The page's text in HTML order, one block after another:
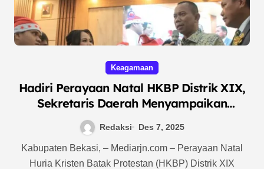
Keagamaan
Hadiri Perayaan Natal HKBP Distrik XIX,
Sekretaris Daerah Menyampaikan
Komitmen Kerukunan Antar Umat
Beragama
Redaksi Des 7, 2025
Kabupaten Bekasi, – Mediarjn.com – Perayaan Natal
Huria Kristen Batak Protestan (HKBP) Distrik XIX